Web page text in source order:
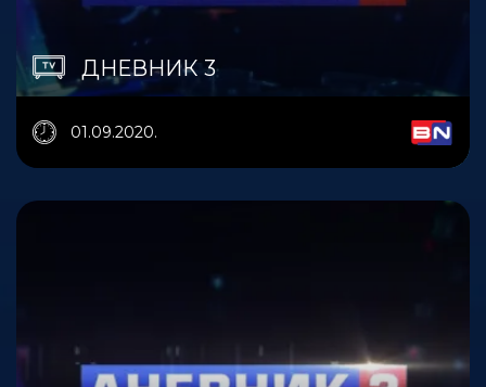
ДНЕВНИК 3
01.09.2020.